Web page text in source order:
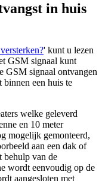
in huis
' kunt u lezen
GSM signaal kunt
GSM signaal ontvangen
een huis te
welke geleverd
en 10 meter
mogelijk gemonteerd,
aan een dak of
behulp van de
wordt eenvoudig op de
aangesloten met